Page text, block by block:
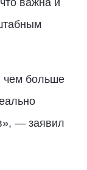
важна и
чем больше
— заявил